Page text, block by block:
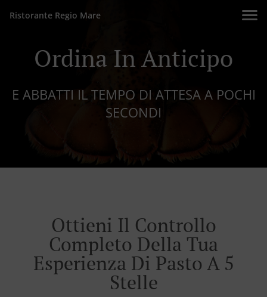
Ristorante Regio Mare
Ordina In Anticipo
E ABBATTI IL TEMPO DI ATTESA A POCHI
SECONDI
Ottieni Il Controllo
Completo Della Tua
Esperienza Di Pasto A 5
Stelle